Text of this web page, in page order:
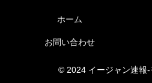
ホーム
お問い合わせ
© 2024 イージャン速報-